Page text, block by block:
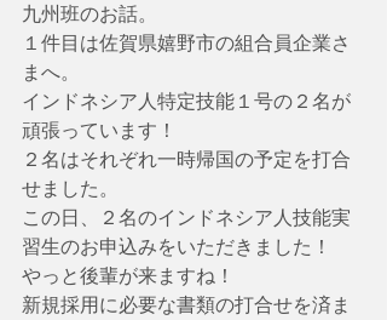
九州班のお話。
１件目は佐賀県嬉野市の組合員企業さ
まへ。
インドネシア人特定技能１号の２名が
頑張っています！
２名はそれぞれ一時帰国の予定を打合
せました。
この日、２名のインドネシア人技能実
習生のお申込みをいただきました！
やっと後輩が来ますね！
新規採用に必要な書類の打合せを済ま